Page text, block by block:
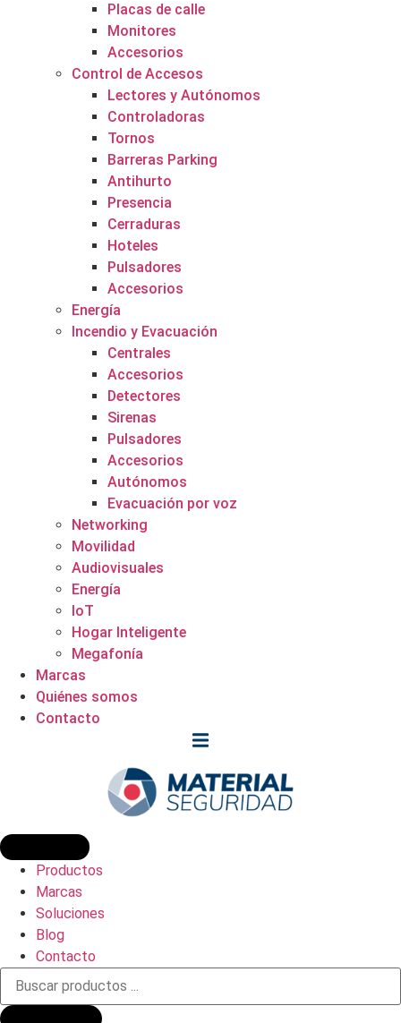
Placas de calle
Monitores
Accesorios
Control de Accesos
Lectores y Autónomos
Controladoras
Tornos
Barreras Parking
Antihurto
Presencia
Cerraduras
Hoteles
Pulsadores
Accesorios
Energía
Incendio y Evacuación
Centrales
Accesorios
Detectores
Sirenas
Pulsadores
Accesorios
Autónomos
Evacuación por voz
Networking
Movilidad
Audiovisuales
Energía
IoT
Hogar Inteligente
Megafonía
Marcas
Quiénes somos
Contacto
Productos
Marcas
Soluciones
Blog
Contacto
Búsqueda
productos